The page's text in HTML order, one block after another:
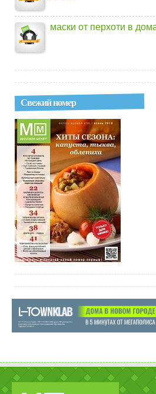
маски от перхоти в
Свежий номер